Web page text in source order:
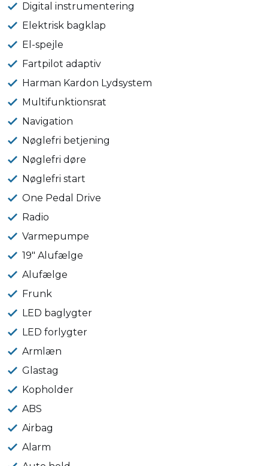
Digital instrumentering
Elektrisk bagklap
El-spejle
Fartpilot adaptiv
Harman Kardon Lydsystem
Multifunktionsrat
Navigation
Nøglefri betjening
Nøglefri døre
Nøglefri start
One Pedal Drive
Radio
Varmepumpe
19" Alufælge
Alufælge
Frunk
LED baglygter
LED forlygter
Armlæn
Glastag
Kopholder
ABS
Airbag
Alarm